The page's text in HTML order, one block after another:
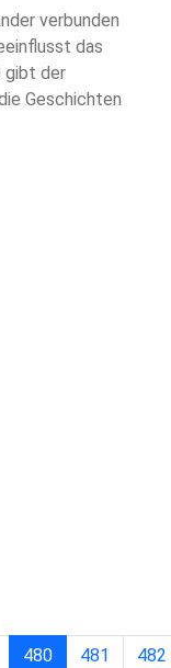
verbunden
das
gibt der
Geschichten
480 481 482